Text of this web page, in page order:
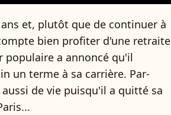
et, plutôt que de continuer à
bien profiter d'une retraite
populaire a annoncé qu'il
un terme à sa carrière. Par-
de vie puisqu'il a quitté sa